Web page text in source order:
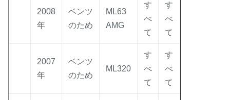
2008
年
ベンツ
のため
ML63
AMG
す
べ
て
す
べ
て
2007
年
ベンツ
のため
ML320
す
べ
て
す
べ
て